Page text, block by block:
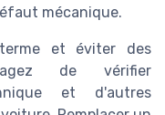
mécanique.
et éviter des
de vérifier
et d'autres